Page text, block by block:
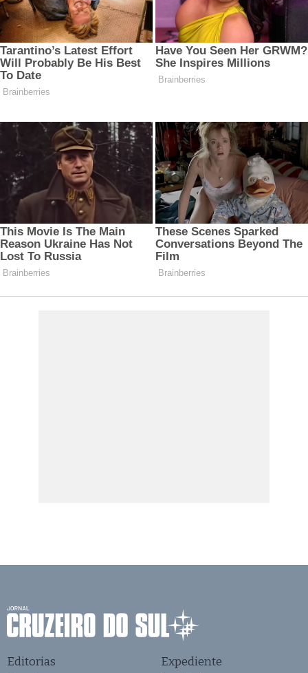
Editorias Expediente